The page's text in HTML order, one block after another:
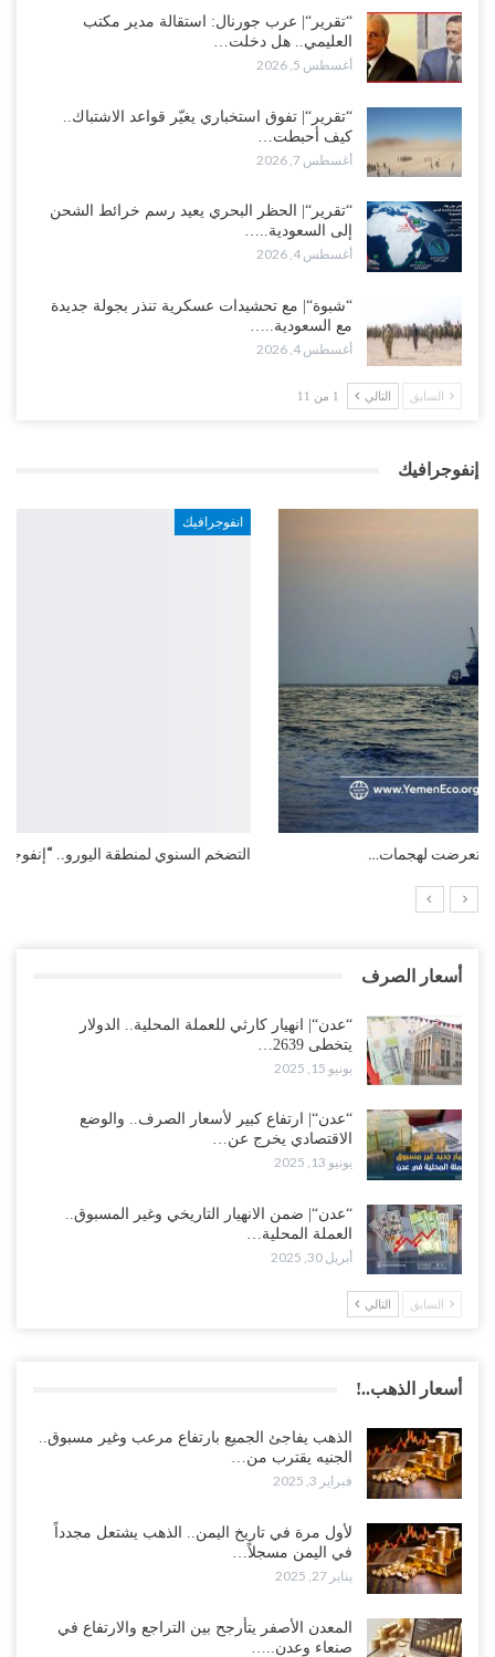
“تقرير“| عرب جورنال: استقالة مدير مكتب
العليمي.. هل دخلت…
أغسطس 5, 2026
“تقرير“| تفوق استخباري يغيّر قواعد الاشتباك..
كيف أحبطت…
أغسطس 7, 2026
“تقرير“| الحظر البحري يعيد رسم خرائط الشحن
إلى السعودية..…
أغسطس 4, 2026
“شبوة“| مع تحشيدات عسكرية تنذر بجولة جديدة
مع السعودية..…
أغسطس 4, 2026
السابق التالي 1 من 11
إنفوجرافيك
التضخم السنوي لمنطقة اليورو.. “إنفوجرافيك“..!
أسعار الصرف
“عدن“| انهيار كارثي للعملة المحلية.. الدولار
يتخطى 2639…
يونيو 15, 2025
“عدن“| ارتفاع كبير لأسعار الصرف.. والوضع
الاقتصادي يخرج عن…
يونيو 13, 2025
“عدن“| ضمن الانهيار التاريخي وغير المسبوق..
العملة المحلية…
أبريل 30, 2025
السابق التالي
أسعار الذهب..!
الذهب يفاجئ الجميع بارتفاع مرعب وغير مسبوق..
الجنيه يقترب من…
فبراير 3, 2025
لأول مرة في تاريخ اليمن.. الذهب يشتعل مجدداً
في اليمن مسجلاً…
يناير 27, 2025
المعدن الأصفر يتأرجح بين التراجع والارتفاع في
صنعاء وعدن..…